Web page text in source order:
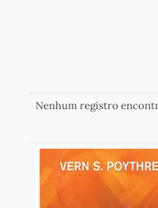
Nenhum registro